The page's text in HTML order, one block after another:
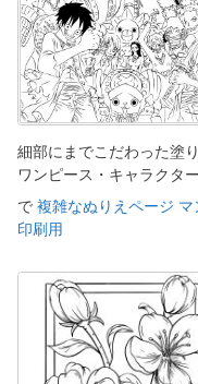
細部にまでこだわった塗
ワンピース・キャラクタ
で 複雑なぬりえページ マ
印刷用